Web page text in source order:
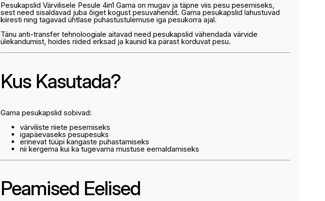
Pesukapslid Värvilisele Pesule 4in1 Gama on mugav ja täpne viis pesu pesemiseks,
sest need sisaldavad juba õiget kogust pesuvahendit. Gama pesukapslid lahustuvad
kiiresti ning tagavad ühtlase puhastustulemuse iga pesukorra ajal.
Tänu anti-transfer tehnoloogiale aitavad need pesukapslid vähendada värvide
ülekandumist, hoides riided erksad ja kaunid ka pärast korduvat pesu.
Kus Kasutada?
Gama pesukapslid sobivad:
värviliste riiete pesemiseks
igapäevaseks pesupesuks
erinevat tüüpi kangaste puhastamiseks
nii kergema kui ka tugevama mustuse eemaldamiseks
Peamised Eelised